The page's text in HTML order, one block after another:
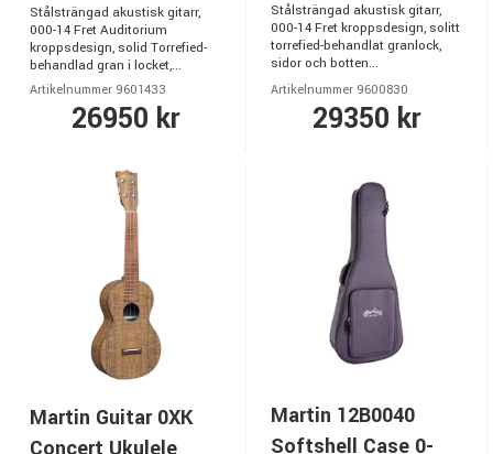
Stålsträngad akustisk gitarr,
000-14 Fret Auditorium
kroppsdesign, solid Torrefied-
behandlad gran i locket,...
Artikelnummer 9601433
26950 kr
Stålsträngad akustisk gitarr,
000-14 Fret kroppsdesign, solitt
torrefied-behandlat granlock,
sidor och botten...
Artikelnummer 9600830
29350 kr
Martin Guitar 0XK
Martin 12B0040
Softshell Case 0-